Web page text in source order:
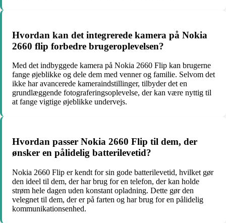
Hvordan kan det integrerede kamera på Nokia
2660 flip forbedre brugeroplevelsen?
Med det indbyggede kamera på Nokia 2660 Flip kan brugerne
fange øjeblikke og dele dem med venner og familie. Selvom det
ikke har avancerede kameraindstillinger, tilbyder det en
grundlæggende fotograferingsoplevelse, der kan være nyttig til
at fange vigtige øjeblikke undervejs.
Hvordan passer Nokia 2660 Flip til dem, der
ønsker en pålidelig batterilevetid?
Nokia 2660 Flip er kendt for sin gode batterilevetid, hvilket gør
den ideel til dem, der har brug for en telefon, der kan holde
strøm hele dagen uden konstant opladning. Dette gør den
velegnet til dem, der er på farten og har brug for en pålidelig
kommunikationsenhed.